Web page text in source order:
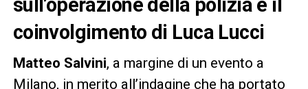
sull’operazione della polizia e il
coinvolgimento di Luca Lucci
Matteo Salvini, a margine di un evento a
Milano, in merito all’indagine che ha portato